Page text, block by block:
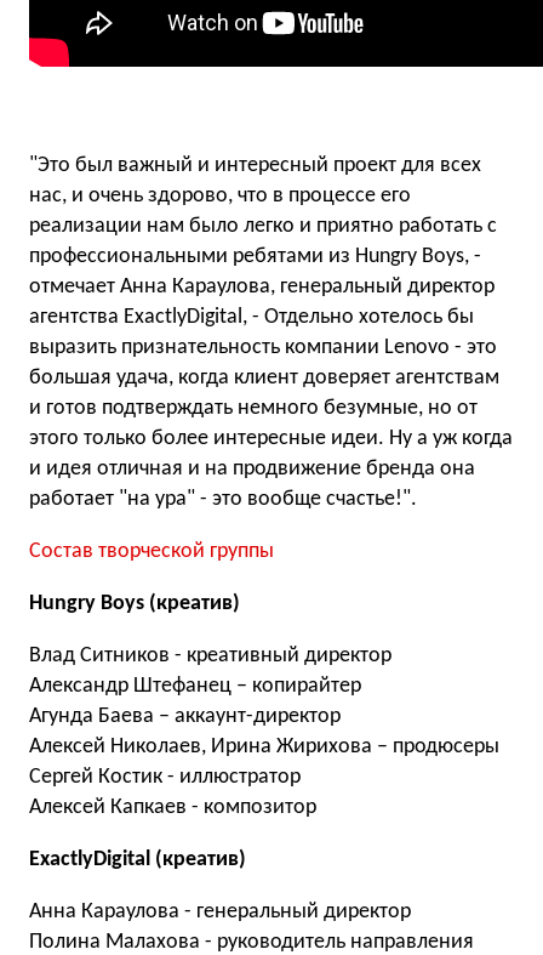
"Это был важный и интересный проект для всех
нас, и очень здорово, что в процессе его
реализации нам было легко и приятно работать с
профессиональными ребятами из Hungry Boys, -
отмечает Анна Караулова, генеральный директор
агентства ExactlyDigital, - Отдельно хотелось бы
выразить признательность компании Lenovo - это
большая удача, когда клиент доверяет агентствам
и готов подтверждать немного безумные, но от
этого только более интересные идеи. Ну а уж когда
и идея отличная и на продвижение бренда она
работает "на ура" - это вообще счастье!".
Состав творческой группы
Hungry Boys (креатив)
Влад Ситников - креативный директор
Александр Штефанец – копирайтер
Агунда Баева – аккаунт-директор
Алексей Николаев, Ирина Жирихова – продюсеры
Сергей Костик - иллюстратор
Алексей Капкаев - композитор
ExactlyDigital (креатив)
Анна Караулова - генеральный директор
Полина Малахова - руководитель направления